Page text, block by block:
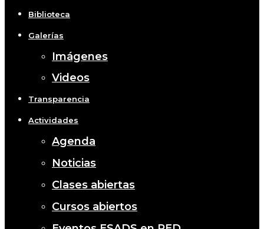
Biblioteca
Galerías
Imágenes
Videos
Transparencia
Actividades
Agenda
Noticias
Clases abiertas
Cursos abiertos